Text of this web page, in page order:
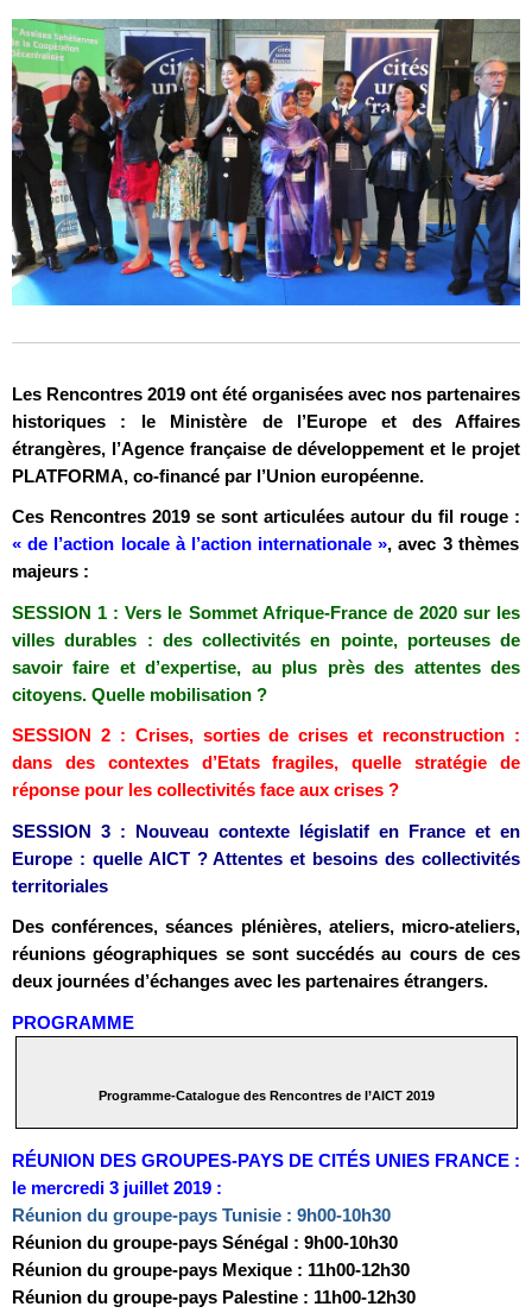
Les Rencontres 2019 ont été organisées avec nos partenaires
historiques : le Ministère de l’Europe et des Affaires
étrangères, l’Agence française de développement et le projet
PLATFORMA, co-financé par l’Union européenne.
Ces Rencontres 2019 se sont articulées autour du fil rouge :
« de l’action locale à l’action internationale », avec 3 thèmes
majeurs :
SESSION 1 : Vers le Sommet Afrique-France de 2020 sur les
villes durables : des collectivités en pointe, porteuses de
savoir faire et d’expertise, au plus près des attentes des
citoyens. Quelle mobilisation ?
SESSION 2 : Crises, sorties de crises et reconstruction :
dans des contextes d’Etats fragiles, quelle stratégie de
réponse pour les collectivités face aux crises ?
SESSION 3 : Nouveau contexte législatif en France et en
Europe : quelle AICT ? Attentes et besoins des collectivités
territoriales
Des conférences, séances plénières, ateliers, micro-ateliers,
réunions géographiques se sont succédés au cours de ces
deux journées d’échanges avec les partenaires étrangers.
PROGRAMME
Programme-Catalogue des Rencontres de l’AICT 2019
RÉUNION DES GROUPES-PAYS DE CITÉS UNIES FRANCE :
le mercredi 3 juillet 2019 :
Réunion du groupe-pays Tunisie : 9h00-10h30
Réunion du groupe-pays Sénégal : 9h00-10h30
Réunion du groupe-pays Mexique : 11h00-12h30
Réunion du groupe-pays Palestine : 11h00-12h30